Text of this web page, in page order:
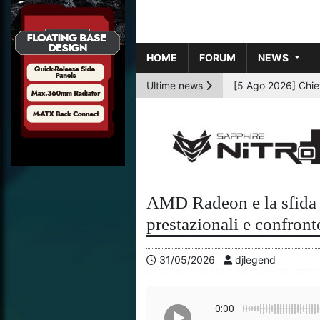
HOME FORUM NEWS
Ultime news
AMD Radeon e la
prestazionali e
31/05/2026 djlegend
0:00